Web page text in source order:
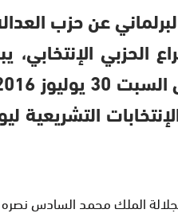
عن حزب
الإنتخابي،